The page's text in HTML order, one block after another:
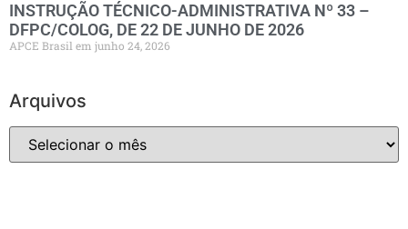
INSTRUÇÃO TÉCNICO-ADMINISTRATIVA Nº 33 –
DFPC/COLOG, DE 22 DE JUNHO DE 2026
APCE Brasil junho 24, 2026
Arquivos